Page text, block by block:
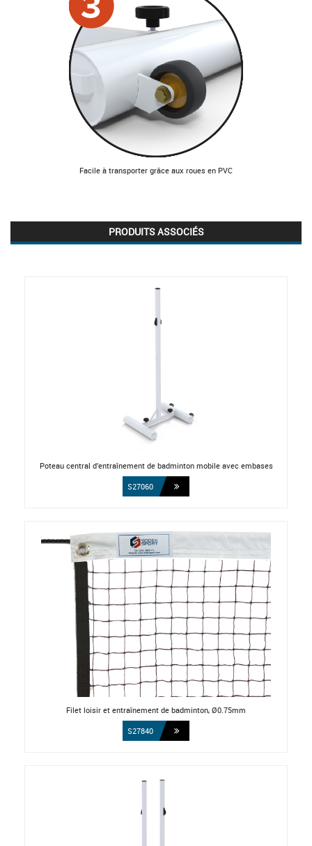
Facile à transporter grâce aux roues en PVC
PRODUITS ASSOCIÉS
Poteau central d'entraînement de badminton mobile avec embases
S27060
Filet loisir et entraînement de badminton, Ø0.75mm
S27840